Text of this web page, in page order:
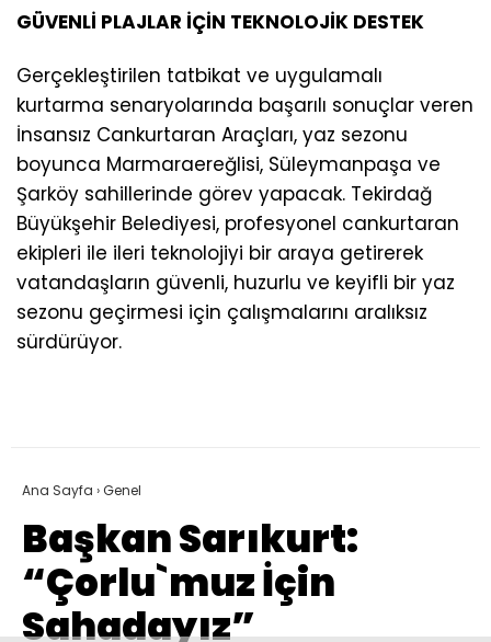
GÜVENLİ PLAJLAR İÇİN TEKNOLOJİK DESTEK
Gerçekleştirilen tatbikat ve uygulamalı
kurtarma senaryolarında başarılı sonuçlar veren
İnsansız Cankurtaran Araçları, yaz sezonu
boyunca Marmaraereğlisi, Süleymanpaşa ve
Şarköy sahillerinde görev yapacak. Tekirdağ
Büyükşehir Belediyesi, profesyonel cankurtaran
ekipleri ile ileri teknolojiyi bir araya getirerek
vatandaşların güvenli, huzurlu ve keyifli bir yaz
sezonu geçirmesi için çalışmalarını aralıksız
sürdürüyor.
Ana Sayfa ›Genel
Başkan Sarıkurt:
“Çorlu`muz İçin
Sahadayız”